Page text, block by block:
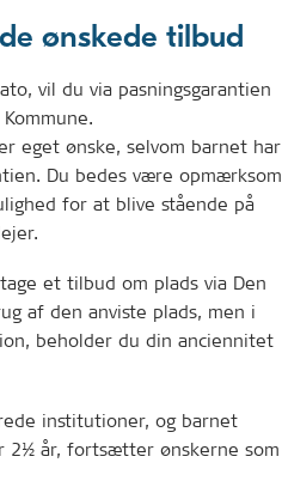
ønskede tilbud
vil du via pasningsgarantien
eget ønske, selvom barnet har
Du bedes være opmærksom
for at blive stående på
et tilbud om plads via Den
af den anviste plads, men i
beholder du din anciennitet
institutioner, og barnet
2½ år, fortsætter ønskerne som